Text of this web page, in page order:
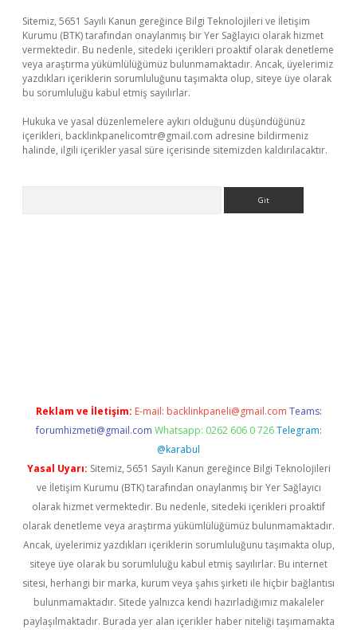
Sitemiz, 5651 Sayılı Kanun gereğince Bilgi Teknolojileri ve İletişim
Kurumu (BTK) tarafından onaylanmış bir Yer Sağlayıcı olarak hizmet
vermektedir. Bu nedenle, sitedeki içerikleri proaktif olarak denetleme
veya araştırma yükümlülüğümüz bulunmamaktadır. Ancak, üyelerimiz
yazdıkları içeriklerin sorumluluğunu taşımakta olup, siteye üye olarak
bu sorumluluğu kabul etmiş sayılırlar.
Hukuka ve yasal düzenlemelere aykırı olduğunu düşündüğünüz
içerikleri, backlinkpanelicomtr@gmail.com adresine bildirmeniz
halinde, ilgili içerikler yasal süre içerisinde sitemizden kaldırılacaktır.
Reklam ve İletişim: E-mail: backlinkpaneli@gmail.com Teams:
forumhizmeti@gmail.com Whatsapp: 0262 606 0 726 Telegram:
@karabul
Yasal Uyarı: Sitemiz, 5651 Sayılı Kanun gereğince Bilgi Teknolojileri
ve İletişim Kurumu (BTK) tarafından onaylanmış bir Yer Sağlayıcı
olarak hizmet vermektedir. Bu nedenle, sitedeki içerikleri proaktif
olarak denetleme veya araştırma yükümlülüğümüz bulunmamaktadır.
Ancak, üyelerimiz yazdıkları içeriklerin sorumluluğunu taşımakta olup,
siteye üye olarak bu sorumluluğu kabul etmiş sayılırlar. Bu internet
sitesi, herhangi bir marka, kurum veya şahıs şirketi ile hiçbir bağlantısı
bulunmamaktadır. Sitede yalnızca kendi hazırladığımız makaleler
paylaşılmaktadır. Burada yer alan içerikler haber niteliği taşımamakta